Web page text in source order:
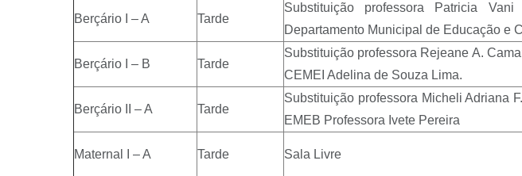
Berçário I – A Tarde
Substituição professora Patricia
Departamento Municipal de Educação e
Berçário I – B Tarde
Substituição professora Rejeane A.
CEMEI Adelina de Souza Lima.
Berçário II – A Tarde
Substituição professora Micheli Adriana
EMEB Professora Ivete Pereira
Maternal I – A Tarde Sala Livre